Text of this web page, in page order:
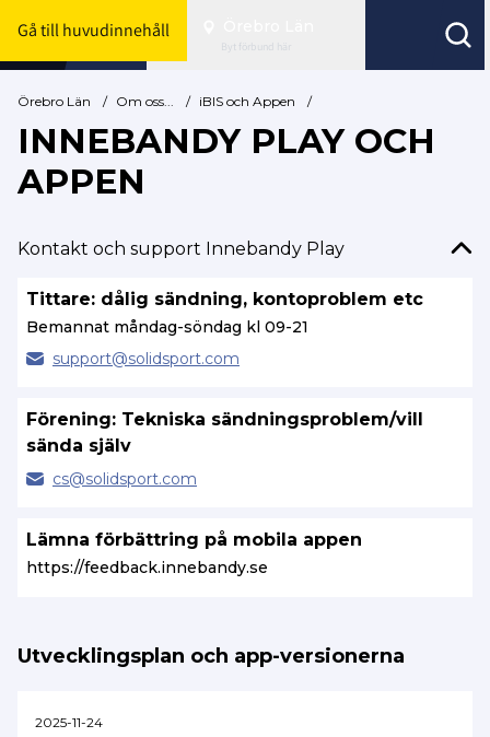
Gå till huvudinnehåll
Byt förbund här
Örebro Län / Om oss... / iBIS och Appen /
INNEBANDY PLAY OCH
APPEN
Kontakt och support Innebandy Play
Tittare: dålig sändning, kontoproblem etc
Bemannat måndag-söndag kl 09-21
support@solidsport.com
Förening: Tekniska sändningsproblem/vill
sända själv
cs@solidsport.com
Lämna förbättring på mobila appen
https://feedback.innebandy.se
Utvecklingsplan och app-versionerna
2025-11-24